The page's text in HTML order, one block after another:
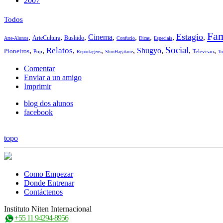
Todos
Arte-Alunos, ArteCultura, Bushido, Cinema, Confucio, Dicas, Especiais, Estagio,
Pioneiros, Pop, Relatos, Reportagens, ShinHagakure, Shugyo, Social, Televisao,
Comentar
Enviar a un amigo
Imprimir
blog dos alunos
facebook
topo
Como Empezar
Donde Entrenar
Contáctenos
Instituto Niten Internacional
+55 11 94294-8956